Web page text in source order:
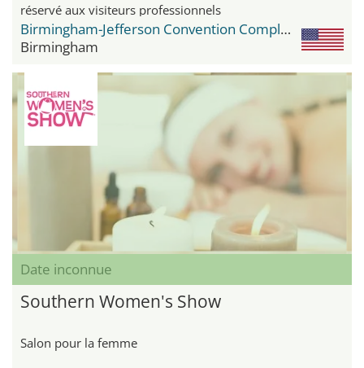
réservé aux visiteurs professionnels
Birmingham-Jefferson Convention Complex
Birmingham
Date inconnue
Southern Women's Show
Salon pour la femme